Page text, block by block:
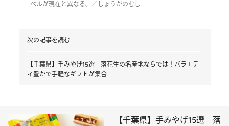
ベルが現在と異なる。／しょうがのむし
次の記事を読む
【千葉県】手みやげ15選 落花生の名産地ならでは！バラエテ
ィ豊かで手軽なギフトが集合
【千葉県】手みやげ15選 落